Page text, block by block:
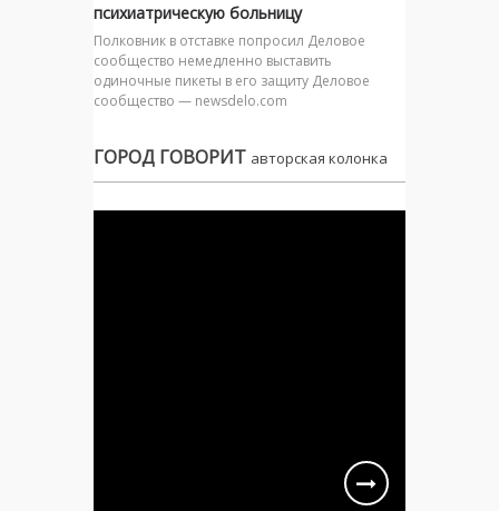
психиатрическую больницу
Полковник в отставке попросил Деловое
сообщество немедленно выставить
одиночные пикеты в его защиту Деловое
сообщество — newsdelo.com
ГОРОД ГОВОРИТ авторская колонка